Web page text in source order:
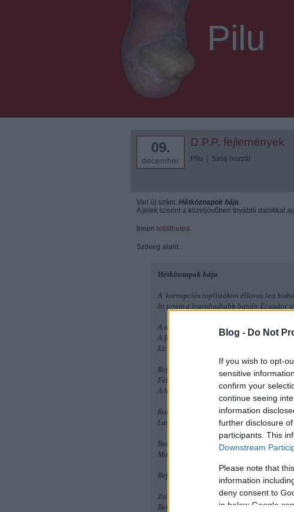
Blog - Do Not
If you wish to opt-
sensitive
confirm your
continue seeing
information
further disclosure
participants. This
Downstream
Please note that
information
deny consent to
in below Google
Pilu
09.
december
D.P.P. fejlemények
Pilu Szólj hozzá!
Van új szám: Hétköznapok bája.
A jelek szerint a közeljövőben további dalokkal
Innen letöltheted .
Szöveg alant...
Hétköznapok bája
A korrupciós toplistákon éllovas lett
Itt terem a legrohadtabb banán Ecuador
A törvény felett álló elit velünk törli a
A falhoz térdelt tinédzserek, kiket smasszer
Ez itt...
Ref.:
Félig Csecsenföld, félig Szicília,
A hétköznapok bája itt az intézményes
Rontanak a patkányok a szemétdombra
Lassan elnyel mindent tisztességet a
Boríték a fegyver alatt, pont, ahogy a
Most már te is látod a valóságot, de eddig
Ref.:
Zsíros nyakú fehér gallér, amin rajta
Benne kilóra mért politikus, ki életünk és